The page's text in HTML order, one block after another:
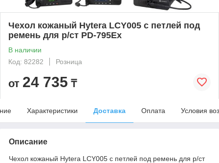
Чехол кожаный Hytera LCY005 с петлей под
ремень для р/ст PD-795Ex
В наличии
Код: 82282
Розница
от 24 735 ₸
Характеристики Доставка Оплата Условия
Описание
Чехол кожаный Hytera LCY005 с петлей под ремень для р/ст